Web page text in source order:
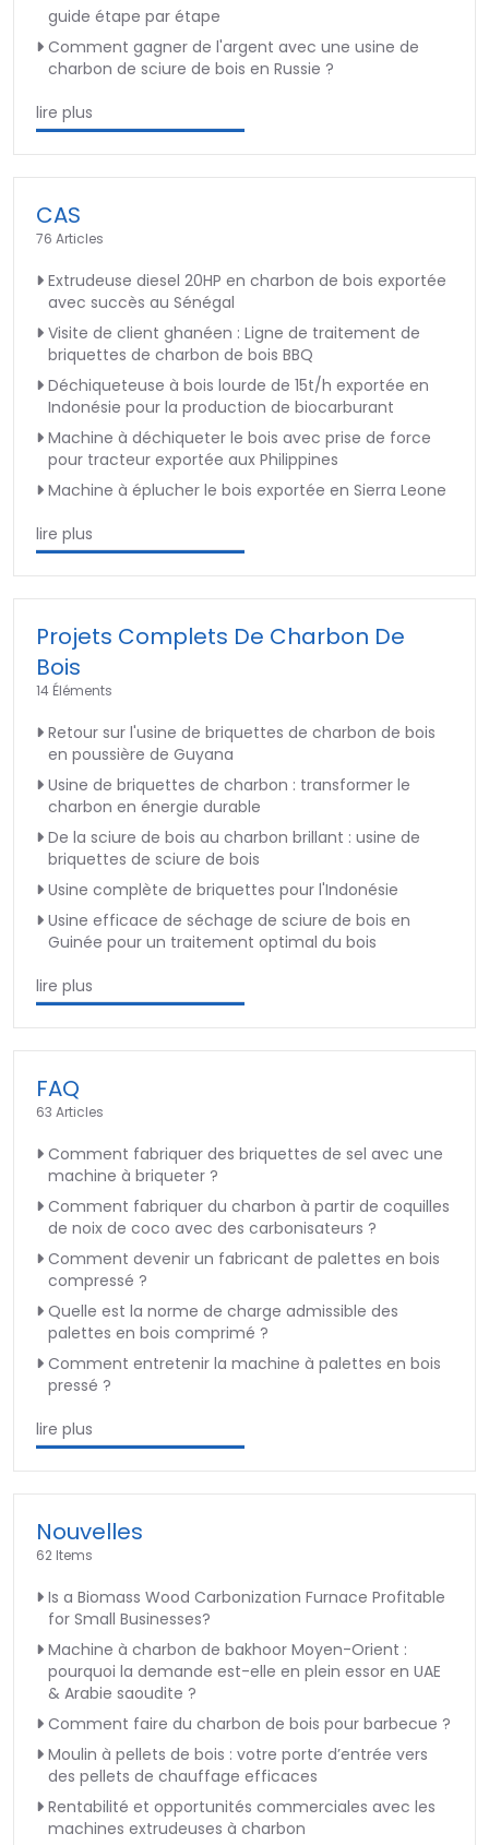
guide étape par étape
Comment gagner de l'argent avec une usine de
charbon de sciure de bois en Russie ?
lire plus
CAS
76 Articles
Extrudeuse diesel 20HP en charbon de bois exportée
avec succès au Sénégal
Visite de client ghanéen : Ligne de traitement de
briquettes de charbon de bois BBQ
Déchiqueteuse à bois lourde de 15t/h exportée en
Indonésie pour la production de biocarburant
Machine à déchiqueter le bois avec prise de force
pour tracteur exportée aux Philippines
Machine à éplucher le bois exportée en Sierra Leone
lire plus
Projets Complets De Charbon De
Bois
14 Éléments
Retour sur l'usine de briquettes de charbon de bois
en poussière de Guyana
Usine de briquettes de charbon : transformer le
charbon en énergie durable
De la sciure de bois au charbon brillant : usine de
briquettes de sciure de bois
Usine complète de briquettes pour l'Indonésie
Usine efficace de séchage de sciure de bois en
Guinée pour un traitement optimal du bois
lire plus
FAQ
63 Articles
Comment fabriquer des briquettes de sel avec une
machine à briqueter ?
Comment fabriquer du charbon à partir de coquilles
de noix de coco avec des carbonisateurs ?
Comment devenir un fabricant de palettes en bois
compressé ?
Quelle est la norme de charge admissible des
palettes en bois comprimé ?
Comment entretenir la machine à palettes en bois
pressé ?
lire plus
Nouvelles
62 Items
Is a Biomass Wood Carbonization Furnace Profitable
for Small Businesses?
Machine à charbon de bakhoor Moyen-Orient :
pourquoi la demande est-elle en plein essor en UAE
& Arabie saoudite ?
Comment faire du charbon de bois pour barbecue ?
Moulin à pellets de bois : votre porte d’entrée vers
des pellets de chauffage efficaces
Rentabilité et opportunités commerciales avec les
machines extrudeuses à charbon